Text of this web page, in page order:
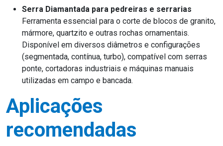
Serra Diamantada para pedreiras e serrarias
Ferramenta essencial para o corte de blocos de granito,
mármore, quartzito e outras rochas ornamentais.
Disponível em diversos diâmetros e configurações
(segmentada, contínua, turbo), compatível com serras
ponte, cortadoras industriais e máquinas manuais
utilizadas em campo e bancada.
Aplicações
recomendadas